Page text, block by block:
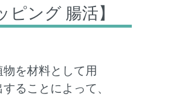
ング 腸活】
を材料として用
ることによって、